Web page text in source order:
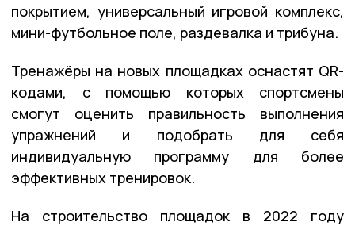
покрытием, универсальный игровой комплекс,
мини-футбольное поле, раздевалка и трибуна.
Тренажёры на новых площадках оснастят QR-
кодами, с помощью которых спортсмены
смогут оценить правильность выполнения
упражнений и подобрать для себя
индивидуальную программу для более
эффективных тренировок.
На строительство площадок в 2022 году